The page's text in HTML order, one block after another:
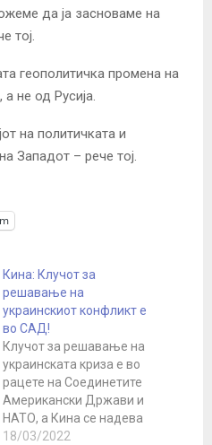
да ја засноваме на
тој.
геополитичка промена на
не од Русија.
на политичката и
Западот – рече тој.
Кина: Клучот за
решавање на
украинскиот конфликт е
во САД!
Клучот за решавање на
украинската криза е во
рацете на Соединетите
Американски Држави и
НАТО, а Кина се надева
дека Соединетите
18/03/2022